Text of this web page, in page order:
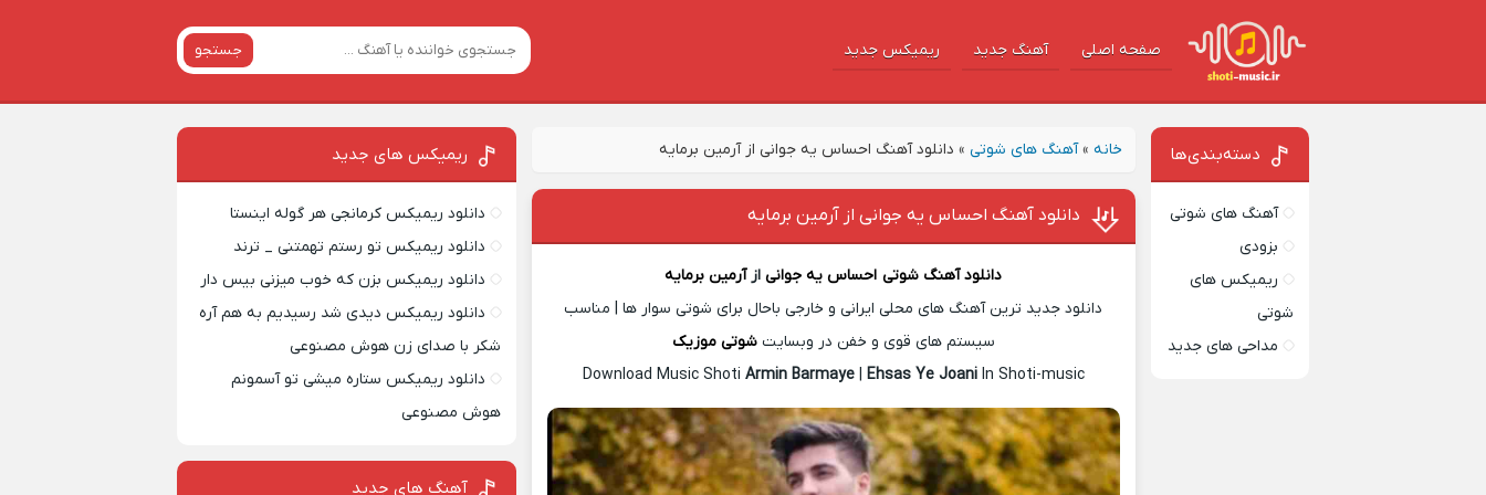
صفحه اصلی آهنگ‌ جدید ریمیکس جدید جستجو
خانه »آهنگ های شوتی » دانلود آهنگ احساس یه جوانی از آرمین برمایه
دانلود آهنگ احساس یه جوانی از آرمین برمایه
دانلود آهنگ شوتی احساس یه جوانیازآرمین برمایه
دانلود جدید ترین آهنگ های محلی ایرانی و خارجی باحال برای شوتی سوار ها | مناسب
سیستم های قوی و خفن در وبسایتشوتی موزیک
Download Music Shoti Armin Barmaye| Ehsas Ye JoaniIn Shoti-music
دسته‌بندی‌ها
آهنگ های شوتی
بزودی
ریمیکس های
شوتی
مداحی های جدید
ریمیکس‌ های جدید
دانلود ریمیکس کرمانجی هر گوله اینستا
دانلود ریمیکس تو رستم تهمتنی _ ترند
دانلود ریمیکس بزن که خوب میزنی بیس دار
دانلود ریمیکس دیدی شد رسیدیم به هم آره
شکر با صدای زن هوش مصنوعی
دانلود ریمیکس ستاره میشی تو آسمونم
هوش مصنوعی
آهنگ های جدید